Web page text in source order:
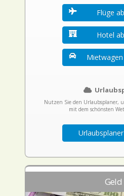
Flüge ab
Hotel ab
Nutzen Sie den Urlaubsplaner,
mit dem schönsten
Geld